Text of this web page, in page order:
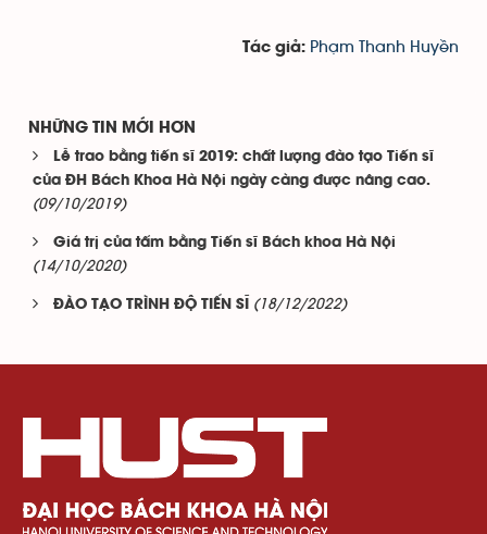
Tác giả: Phạm Thanh Huyền
NHỮNG TIN MỚI HƠN
Lễ trao bằng tiến sĩ 2019: chất lượng đào tạo Tiến sĩ
của ĐH Bách Khoa Hà Nội ngày càng được nâng cao.
(09/10/2019)
Giá trị của tấm bằng Tiến sĩ Bách khoa Hà Nội
(14/10/2020)
ĐÀO TẠO TRÌNH ĐỘ TIẾN SĨ (18/12/2022)